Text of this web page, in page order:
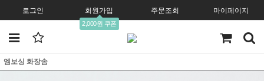
로그인 회원가입
2,000원 쿠폰
주문조회 마이페이지
엠보싱 화장솜